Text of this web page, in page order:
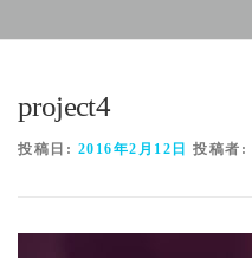
キ
新着情報 ショップ
project4
投稿日: 2016年2月12日 投稿者: